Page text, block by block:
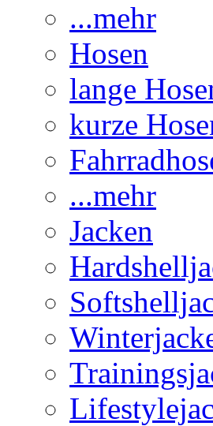
...mehr
Hosen
lange
kurze
...mehr
Jacken